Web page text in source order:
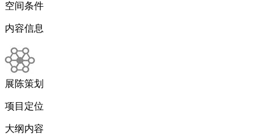
空间条件
内容信息
展陈策划
项目定位
大纲内容